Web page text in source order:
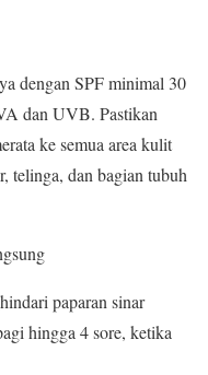
dengan SPF minimal 30
dan UVB. Pastikan
ke semua area kulit
telinga, dan bagian tubuh
paparan sinar
hingga 4 sore, ketika